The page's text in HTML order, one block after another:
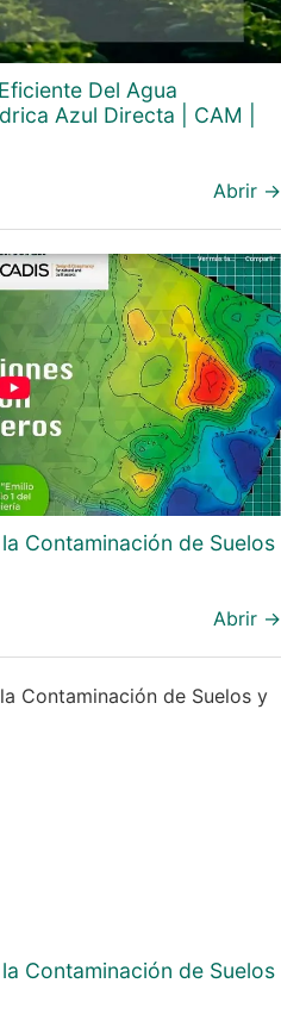
Del Agua
Azul Directa | CAM |
Abrir →
Contaminación de Suelos
Abrir →
Contaminación de Suelos